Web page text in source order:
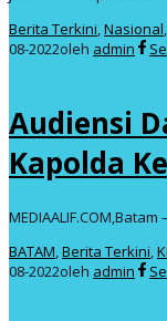
Berita Terkini,Nasional,
08-2022oleh admin
Audiensi
Kapolda
BATAM Berita Terkini
08-2022oleh admin